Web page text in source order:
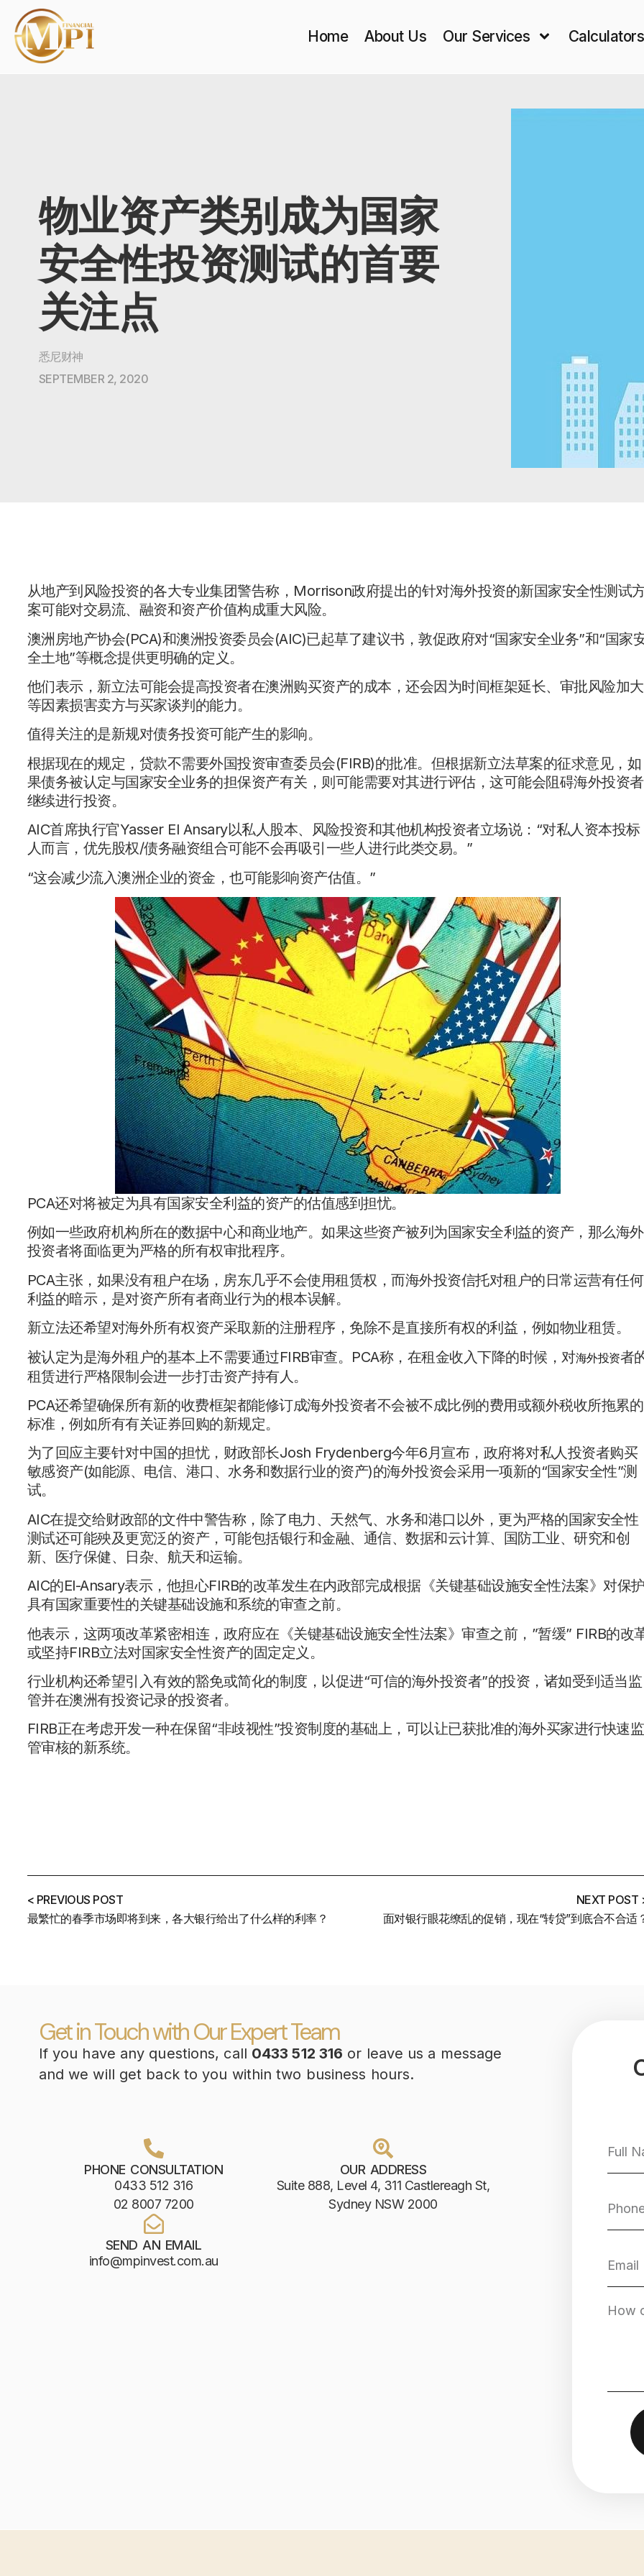
Home About Us Our Services Calculators
物业资产类别成为国家
安全性投资测试的首要
关注点
悉尼财神
SEPTEMBER 2, 2020
从地产到风险投资的各大专业集团警告称，Morrison政府提出的针对海外投资的新国家安全性测试
案可能对交易流、融资和资产价值构成重大风险。
澳洲房地产协会(PCA)和澳洲投资委员会(AIC)已起草了建议书，敦促政府对“国家安全业务”和“国家
全土地”等概念提供更明确的定义。
他们表示，新立法可能会提高投资者在澳洲购买资产的成本，还会因为时间框架延长、审批风险加大
等因素损害卖方与买家谈判的能力。
值得关注的是新规对债务投资可能产生的影响。
根据现在的规定，贷款不需要外国投资审查委员会(FIRB)的批准。但根据新立法草案的征求意见，如
果债务被认定与国家安全业务的担保资产有关，则可能需要对其进行评估，这可能会阻碍海外投资者
继续进行投资。
AIC首席执行官Yasser El Ansary以私人股本、风险投资和其他机构投资者立场说：“对私人资本投标
人而言，优先股权/债务融资组合可能不会再吸引一些人进行此类交易。”
“这会减少流入澳洲企业的资金，也可能影响资产估值。”
PCA还对将被定为具有国家安全利益的资产的估值感到担忧。
例如一些政府机构所在的数据中心和商业地产。如果这些资产被列为国家安全利益的资产，那么海外
投资者将面临更为严格的所有权审批程序。
PCA主张，如果没有租户在场，房东几乎不会使用租赁权，而海外投资信托对租户的日常运营有任何
利益的暗示，是对资产所有者商业行为的根本误解。
新立法还希望对海外所有权资产采取新的注册程序，免除不是直接所有权的利益，例如物业租赁。
被认定为是海外租户的基本上不需要通过FIRB审查。PCA称，在租金收入下降的时候，对海外投资者
租赁进行严格限制会进一步打击资产持有人。
PCA还希望确保所有新的收费框架都能修订成海外投资者不会被不成比例的费用或额外税收所拖累的
标准，例如所有有关证券回购的新规定。
为了回应主要针对中国的担忧，财政部长Josh Frydenberg今年6月宣布，政府将对私人投资者购买
敏感资产(如能源、电信、港口、水务和数据行业的资产)的海外投资会采用一项新的“国家安全性”测
试。
AIC在提交给财政部的文件中警告称，除了电力、天然气、水务和港口以外，更为严格的国家安全性
测试还可能殃及更宽泛的资产，可能包括银行和金融、通信、数据和云计算、国防工业、研究和创
新、医疗保健、日杂、航天和运输。
AIC的El-Ansary表示，他担心FIRB的改革发生在内政部完成根据《关键基础设施安全性法案》对保
具有国家重要性的关键基础设施和系统的审查之前。
他表示，这两项改革紧密相连，政府应在《关键基础设施安全性法案》审查之前，”暂缓” FIRB的改
或坚持FIRB立法对国家安全性资产的固定定义。
行业机构还希望引入有效的豁免或简化的制度，以促进“可信的海外投资者”的投资，诸如受到适当监
管并在澳洲有投资记录的投资者。
FIRB正在考虑开发一种在保留“非歧视性”投资制度的基础上，可以让已获批准的海外买家进行快速监
管审核的新系统。
< PREVIOUS POST
最繁忙的春季市场即将到来，各大银行给出了什么样的利率？
NEXT POST
面对银行眼花缭乱的促销，现在“转贷”到底合不合适
Get in Touch with Our Expert Team
If you have any questions, call 0433 512 316 or leave us a message
and we will get back to you within two business hours.
PHONE CONSULTATION
0433 512 316
02 8007 7200
OUR ADDRESS
Suite 888, Level 4, 311 Castlereagh St,
Sydney NSW 2000
SEND AN EMAIL
info@mpinvest.com.au